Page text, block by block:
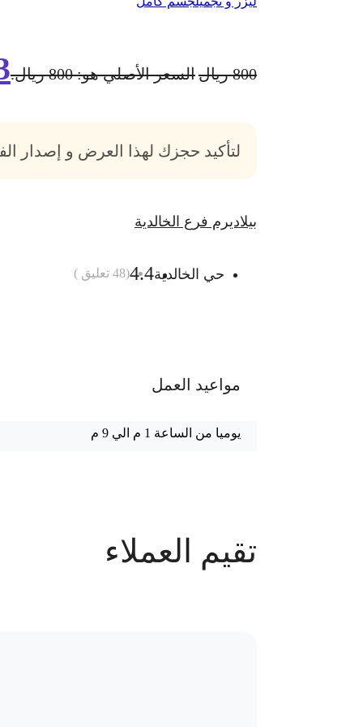
800 ريالالسعر الأصلي هو: 800 ريال.
لتأكيد حجزك لهذا العرض و إصدار
بيلاديرم فرع الخالدية
حي الخالدية4.4
(
48 تعليق )
مواعيد العمل
يوميا من الساعة 1 م الي 9 م
48 حجز
تقيم العملاء